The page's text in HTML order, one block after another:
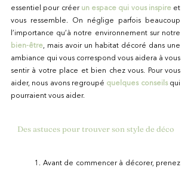
essentiel pour créer un espace qui vous inspire et
vous ressemble. On néglige parfois beaucoup
bien-être, mais avoir un habitat décoré dans une
ambiance qui vous correspond vous aidera à vous
sentir à votre place et bien chez vous. Pour vous
aider, nous avons regroupé quelques conseils qui
pourraient vous aider.
Des astuces pour trouver son style de déco